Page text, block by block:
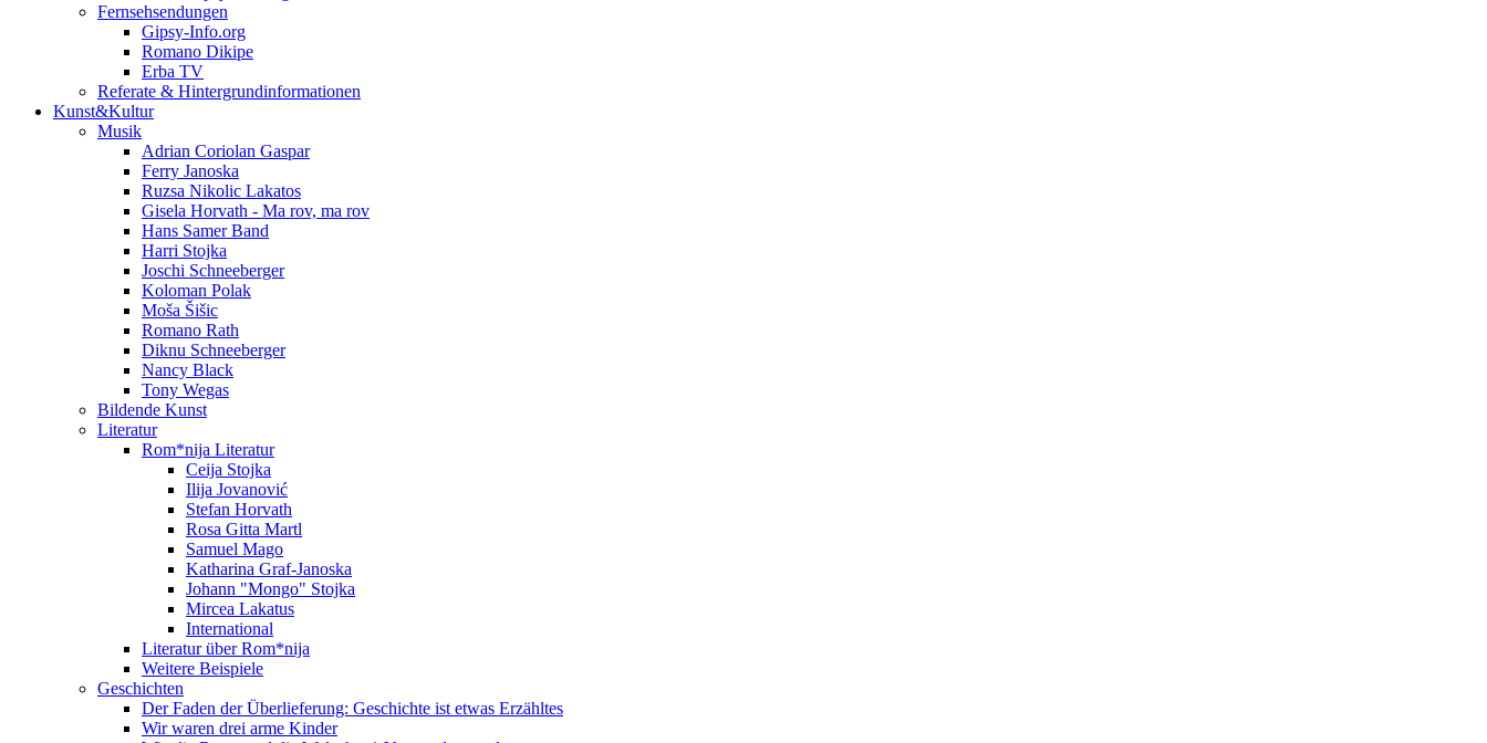
Fernsehsendungen
Gipsy-Info.org
Romano Dikipe
Erba TV
Referate & Hintergrundinformationen
Kunst&Kultur
Musik
Adrian Coriolan Gaspar
Ferry Janoska
Ruzsa Nikolic Lakatos
Gisela Horvath - Ma rov, ma rov
Hans Samer Band
Harri Stojka
Joschi Schneeberger
Koloman Polak
Moša Šišic
Romano Rath
Diknu Schneeberger
Nancy Black
Tony Wegas
Bildende Kunst
Literatur
Rom*nija Literatur
Ceija Stojka
Ilija Jovanović
Stefan Horvath
Rosa Gitta Martl
Samuel Mago
Katharina Graf-Janoska
Johann "Mongo" Stojka
Mircea Lakatus
International
Literatur über Rom*nija
Weitere Beispiele
Geschichten
Der Faden der Überlieferung: Geschichte ist etwas Erzähltes
Wir waren drei arme Kinder